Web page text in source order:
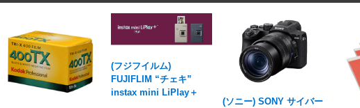
(フジフイルム)
FUJIFLIM “チェキ”
instax mini LiPlay＋
(ソニー) SONY サイバー